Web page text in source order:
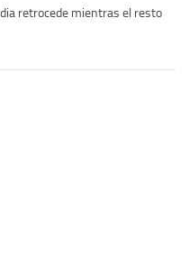
retrocede mientras el resto